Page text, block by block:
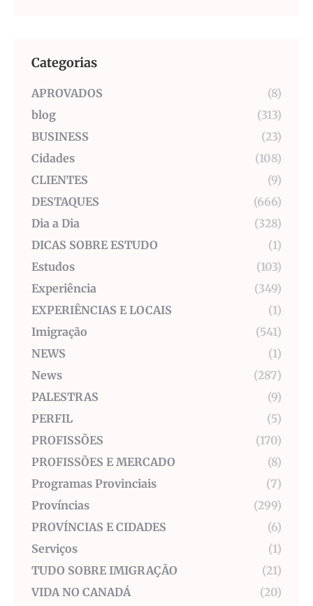
Categorias
APROVADOS
(8)
blog
(313)
BUSINESS
(23)
Cidades
(108)
CLIENTES
(9)
DESTAQUES
(666)
Dia a Dia
(328)
DICAS SOBRE ESTUDO
(1)
Estudos
(103)
Experiência
(349)
EXPERIÊNCIAS E LOCAIS
(1)
Imigração
(541)
NEWS
(1)
News
(287)
PALESTRAS
(9)
PERFIL
(5)
PROFISSÕES
(170)
PROFISSÕES E MERCADO
(8)
Programas Provinciais
(7)
Províncias
(299)
PROVÍNCIAS E CIDADES
(6)
Serviços
(1)
TUDO SOBRE IMIGRAÇÃO
(21)
VIDA NO CANADÁ
(20)